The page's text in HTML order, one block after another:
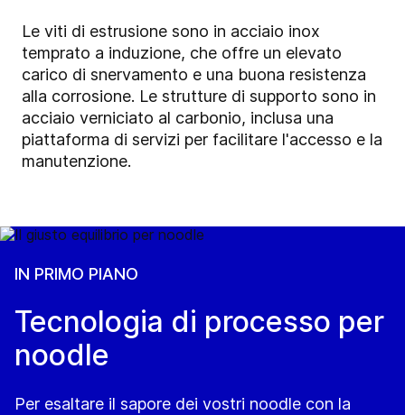
Le viti di estrusione sono in acciaio inox
temprato a induzione, che offre un elevato
carico di snervamento e una buona resistenza
alla corrosione. Le strutture di supporto sono in
acciaio verniciato al carbonio, inclusa una
piattaforma di servizi per facilitare l'accesso e la
manutenzione.
IN PRIMO PIANO
Tecnologia di processo per
noodle
Per esaltare il sapore dei vostri noodle con la